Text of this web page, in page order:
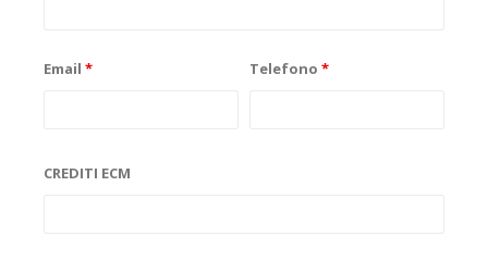
Email * Telefono *
CREDITI ECM